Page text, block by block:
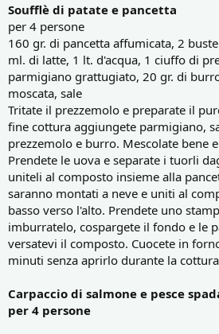
Soufflè di patate e pancetta
per 4 persone
160 gr. di pancetta affumicata, 2
ml. di latte, 1 lt. d'acqua, 1 ciuffo di
parmigiano grattugiato, 20 gr. di
moscata, sale
Tritate il prezzemolo e preparate il
fine cottura aggiungete parmigiano,
prezzemolo e burro. Mescolate bene
Prendete le uova e separate i tuorli
uniteli al composto insieme alla
saranno montati a neve e uniti al
basso verso l'alto. Prendete uno
imburratelo, cospargete il fondo e le
versatevi il composto. Cuocete in
minuti senza aprirlo durante la
Carpaccio di salmone e pesce
per 4 persone